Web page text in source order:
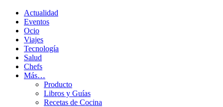
Actualidad
Eventos
Ocio
Viajes
Tecnología
Salud
Chefs
Más…
Producto
Libros y Guías
Recetas de Cocina